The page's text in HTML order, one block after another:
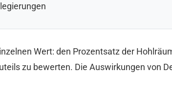
Wert: den Prozentsatz der
zu bewerten. Die Auswirkungen von